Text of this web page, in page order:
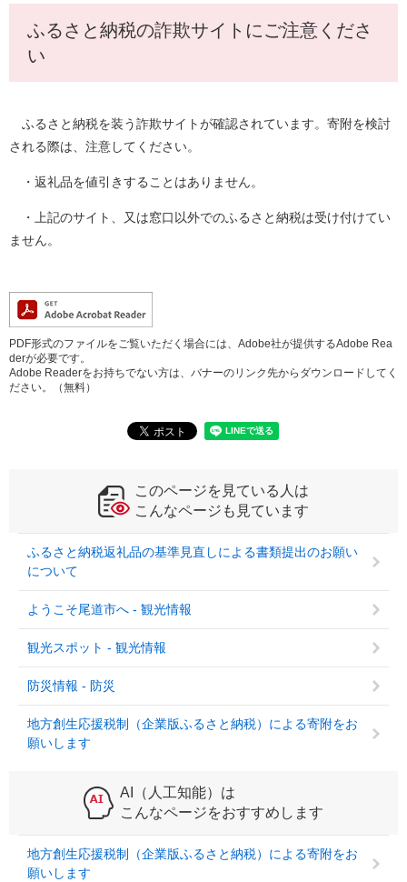
ふるさと納税の詐欺サイトにご注意くださ
い
ふるさと納税を装う詐欺サイトが確認されています。寄附を検討
される際は、注意してください。
・返礼品を値引きすることはありません。
・上記のサイト、又は窓口以外でのふるさと納税は受け付けてい
ません。
PDF形式のファイルをご覧いただく場合には、Adobe社が提供するAdobe Rea
derが必要です。
Adobe Readerをお持ちでない方は、バナーのリンク先からダウンロードしてく
ださい。（無料）
このページを見ている人は
こんなページも見ています
ふるさと納税返礼品の基準見直しによる書類提出のお願い
について
ようこそ尾道市へ - 観光情報
観光スポット - 観光情報
防災情報 - 防災
地方創生応援税制（企業版ふるさと納税）による寄附をお
願いします
AI（人工知能）は
こんなページをおすすめします
地方創生応援税制（企業版ふるさと納税）による寄附をお
願いします